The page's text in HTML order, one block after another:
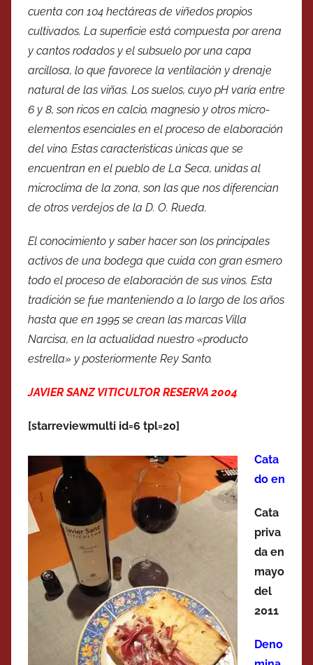
cuenta con 104 hectáreas de viñedos propios
cultivados. La superficie está compuesta por arena
y cantos rodados y el subsuelo por una capa
arcillosa, lo que favorece la ventilación y drenaje
natural de las viñas. Los suelos, cuyo pH varía entre
6 y 8, son ricos en calcio, magnesio y otros micro-
elementos esenciales en el proceso de elaboración
del vino. Estas características únicas que se
encuentran en el pueblo de La Seca, unidas al
microclima de la zona, son las que nos diferencian
de otros verdejos de la D. O. Rueda.
El conocimiento y saber hacer son los principales
activos de una bodega que cuida con gran esmero
todo el proceso de elaboración de sus vinos. Esta
tradición se fue manteniendo a lo largo de los años
hasta que en 1995 se crean las marcas Villa
Narcisa, en la actualidad nuestro «producto
estrella» y posteriormente Rey Santo.
JAVIER SANZ VITICULTOR RESERVA 2004
[starreviewmulti id=6 tpl=20]
Cata
do en
Cata
priva
da en
mayo
del
2011
Deno